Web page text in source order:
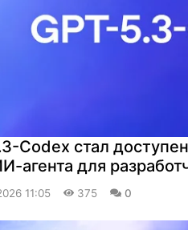
Codex стал
агента для
11:05 375 0